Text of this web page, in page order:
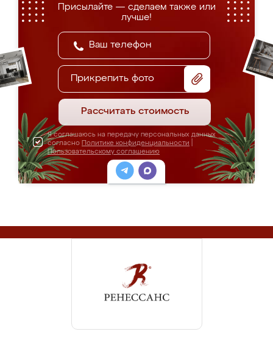
Присылайте — сделаем также или
лучше!
Прикрепить фото
Рассчитать стоимость
Я соглашаюсь на передачу персональных данных
согласно Политике конфиденциальности
Пользовательскому соглашению